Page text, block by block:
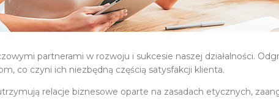
partnerami w rozwoju i sukcesie naszej działalności.
co czyni ich niezbędną częścią satysfakcji klienta.
relacje biznesowe oparte na zasadach etycznych,